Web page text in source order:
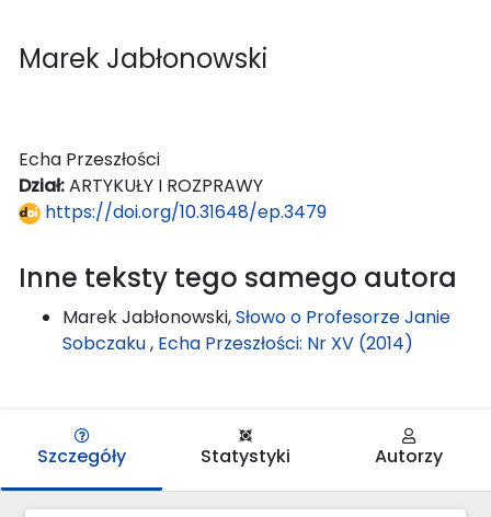
Marek Jabłonowski
Echa Przeszłości
Dział:ARTYKUŁY I ROZPRAWY
https://doi.org/10.31648/ep.3479
Inne teksty tego samego autora
Marek Jabłonowski,Słowo o Profesorze Janie
Sobczaku, Echa Przeszłości: Nr XV (2014)
Szczegóły Statystyki Autorzy